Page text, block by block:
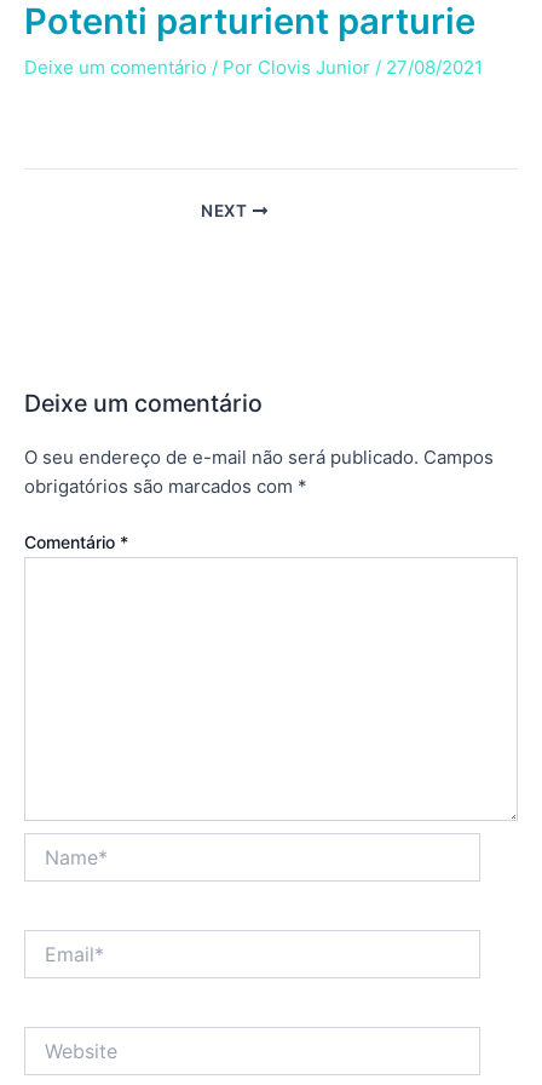
paraPotenti parturient parturie
Deixe um comentário / Por Clovis Junior / 27/08/2021
NEXT
Deixe um comentário
O seu endereço de e-mail não será publicado. Campos
obrigatórios são marcados com *
Comentário *